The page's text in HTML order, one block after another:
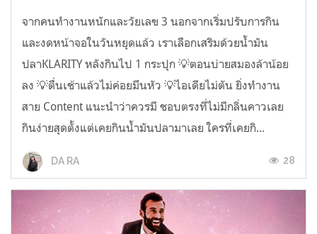
จากคนทำงานหนักและวัยเลข 3 นอกจากเริ่มปรับการกิน
และงดหน้าจอในวันหยุดแล้ว เราเลือกเสริมด้วยน้ำมัน
ปลาKLARITY หลังกินไป 1 กระปุก 💡ตอนบ่ายสมองล้าน้อย
ลง 💡ตื่นเช้าแล้วไม่ค่อยมึนหัว 💡ไอเดียไม่ตัน ยิ่งทำงาน
สาย Content แนะนำว่าควรมี ชอบตรงที่ไม่มีกลิ่นคาวเลย
กินง่ายสุดตั้งแต่เคยกินน้ำมันปลามาเลย ใครที่เคยกิ...
DA RA 28